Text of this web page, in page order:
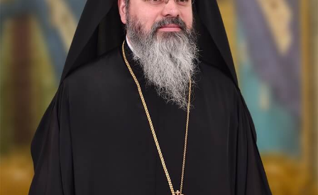
Sfântul Ierarh Emilian,
mărturisitorul lui Hristos, a
trăit pe vremea împărăției lui
Leon Armeanul, luptătorul
împotriva icoanelor, și fiind el
episcop al Cizicului, de...
Sfântul Ierarh Miron,
Episcopul Cretei
Pentru o viață îmbunătățită ca
aceasta a fost pus preot al
sfintei biserici a lui Dumnezeu